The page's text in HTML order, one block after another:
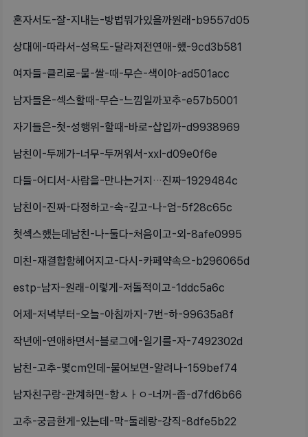
혼자서도-잘-지내는-방법뭐가있을까원래-b9557d05
상대에-따라서-성욕도-달라져전연애-했-9cd3b581
여자들-클리로-물-쌀-때-무슨-색이야-ad501acc
남자들은-섹스할때-무슨-느낌일까꼬추-e57b5001
자기들은-첫-성행위-할때-바로-삽입까-d9938969
남친이-두께가-너무-두꺼워서-xxl-d09e0f6e
다들-어디서-사람을-만나는거지…진짜-1929484c
남친이-진짜-다정하고-속-깊고-나-엄-5f28c65c
첫섹스했는데남친-나-둘다-처음이고-외-8afe0995
미친-재결합함헤어지고-다시-카페약속으-b296065d
estp-남자-원래-이렇게-저돌적이고-1ddc5a6c
어제-저녁부터-오늘-아침까지-7번-하-99635a8f
작년에-연애하면서-블로그에-일기를-자-7492302d
남친-고추-몇cm인데-물어보면-알려나-159bef74
남자친구랑-관계하면-항ㅅㅏㅇ-너꺼-좁-d7fd6b66
고추-궁금한게-있는데-막-둘레랑-강직-8dfe5b22